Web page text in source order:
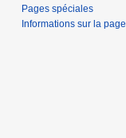
Pages spéciales
Informations sur la page